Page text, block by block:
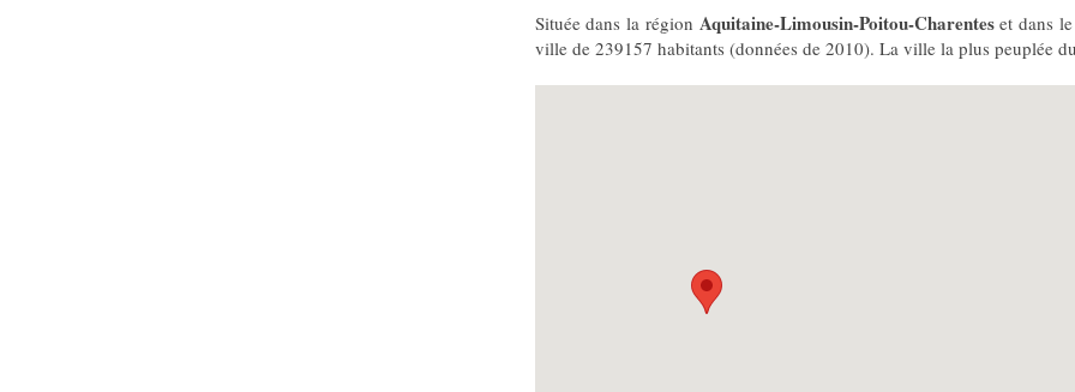
Située dans la région Aquitaine-Limousin-Poitou-Charenteset dans
ville de 239157 habitants (données de 2010). La ville la plus peuplée